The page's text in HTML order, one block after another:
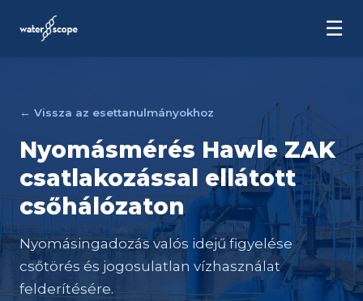
☰
← Vissza az esettanulmányokhoz
Nyomásmérés Hawle ZAK
csatlakozással ellátott
csőhálózaton
Nyomásingadozás valós idejű figyelése
csőtörés és jogosulatlan vízhasználat
felderítésére.